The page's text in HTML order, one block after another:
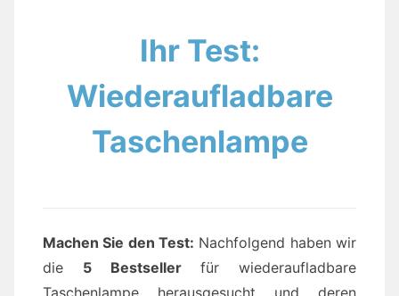
Ihr Test:
Wiederaufladbare
Taschenlampe
Machen Sie den Test: Nachfolgend haben wir
die 5 Bestsellerfür wiederaufladbare
Taschenlampe herausgesucht und deren